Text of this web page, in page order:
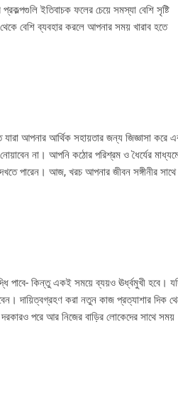
ইতিবাচক ফলের চেয়ে সমস্যা বেশি সৃষ্টি
বেশি ব্যবহার করলে আপনার সময় খারাব হতে
আপনার আর্থিক সহায়তার জন্য জিজ্ঞাসা করে
না। আপনি কঠোর পরিশ্রম ও ধৈর্যের
পারেন। আজ, খরচ আপনার জীবন সঙ্গীনীর সাথে
পাবে- কিন্তু একই সময়ে ব্যয়ও ঊর্ধ্বমুখী হবে।
দায়িত্বগ্রহণ করা নতুন কাজ প্রত্যাশার দিক
পরে আর নিজের বাড়ির লোকেদের সাথে সময়